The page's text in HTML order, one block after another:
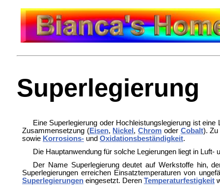
Superlegierung
Eine Superlegierung oder Hochleistungslegierung ist
Zusammensetzung (Eisen, Nickel ,Chrom oder Cobalt). Zu
sowie Korrosions-und Oxidationsbeständigkeit.
Die Hauptanwendung für solche Legierungen liegt in
Der Name Superlegierung deutet auf Werkstoffe hin,
Superlegierungen erreichen Einsatztemperaturen von
Superlegierungeneingesetzt. Deren Temperaturfestigkeit